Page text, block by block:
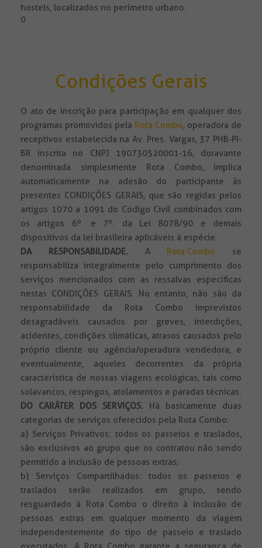
hostels, localizados no perímetro urbano.
0
Condições Gerais
O ato de inscrição para participação em qualquer dos
programas promovidos pela Rota Combo, operadora de
receptivos estabelecida na Av. Pres. Vargas, 37 PHB-PI-
BR inscrita no CNPJ 190730520001-16, doravante
denominada simplesmente Rota Combo, implica
automaticamente na adesão do participante às
presentes CONDIÇÕES GERAIS, que são regidas pelos
artigos 1070 a 1091 do Código Civil combinados com
os artigos 6º. e 7º. da Lei 8078/90 e demais
dispositivos da lei brasileira aplicáveis à espécie.
DA RESPONSABILIDADE. A Rota Combo se
responsabiliza integralmente pelo cumprimento dos
serviços mencionados com as ressalvas específicas
nestas CONDIÇÕES GERAIS. No entanto, não são da
responsabilidade da Rota Combo imprevistos
desagradáveis causados por greves, interdições,
acidentes, condições climáticas, atrasos causados pelo
próprio cliente ou agência/operadora vendedora, e
eventualmente, aqueles decorrentes da própria
característica de nossas viagens ecológicas, tais como
solavancos, respingos, atolamentos e paradas técnicas.
DO CARÁTER DOS SERVIÇOS. Há basicamente duas
categorias de serviços oferecidos pela Rota Combo:
a) Serviços Privativos: todos os passeios e traslados,
são exclusivos ao grupo que os contratou não sendo
permitido a inclusão de pessoas extras;
b) Serviços Compartilhados: todos os passeios e
traslados serão realizados em grupo, sendo
resguardado à Rota Combo o direito à inclusão de
pessoas extras em qualquer momento da viagem
independentemente do tipo de passeio e traslado